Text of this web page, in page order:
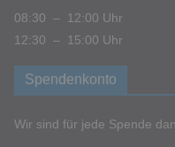
08:30 – 12:00 Uhr
12:30 – 15:00 Uhr
Spendenkonto
Wir sind für jede Spende